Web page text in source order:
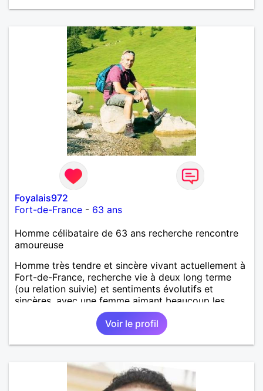
Foyalais972
Fort-de-France - 63 ans
Homme célibataire de 63 ans recherche rencontre
amoureuse
Homme très tendre et sincère vivant actuellement à
Fort-de-France, recherche vie à deux long terme
(ou relation suivie) et sentiments évolutifs et
sincères, avec une femme aimant beaucoup les
randonnés, assez coquette, aimant aussi concilier
piments et fantaisies, joie de vivre, être deux
complice pour long chemin de bonheur durable. Je
suis entièrement libre.
Voir le profil